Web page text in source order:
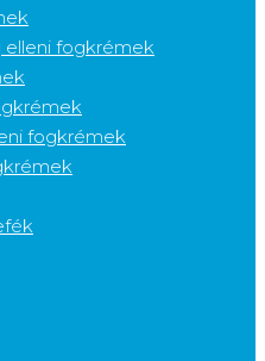
elleni fogkrémek
fogkrémek